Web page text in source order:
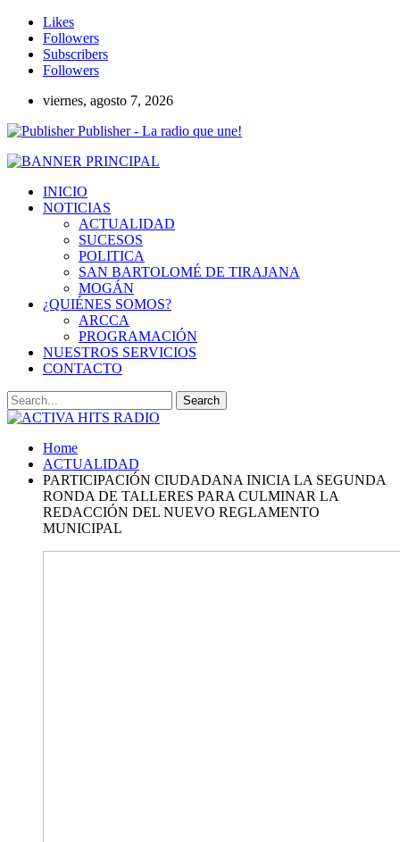
Likes
Followers
Subscribers
Followers
viernes, agosto 7, 2026
Publisher - La radio que une!
INICIO
NOTICIAS
ACTUALIDAD
SUCESOS
POLITICA
SAN BARTOLOMÉ DE TIRAJANA
MOGÁN
¿QUIÉNES SOMOS?
ARCCA
PROGRAMACIÓN
NUESTROS SERVICIOS
CONTACTO
Home
ACTUALIDAD
PARTICIPACIÓN CIUDADANA INICIA LA SEGUNDA
RONDA DE TALLERES PARA CULMINAR LA
REDACCIÓN DEL NUEVO REGLAMENTO
MUNICIPAL